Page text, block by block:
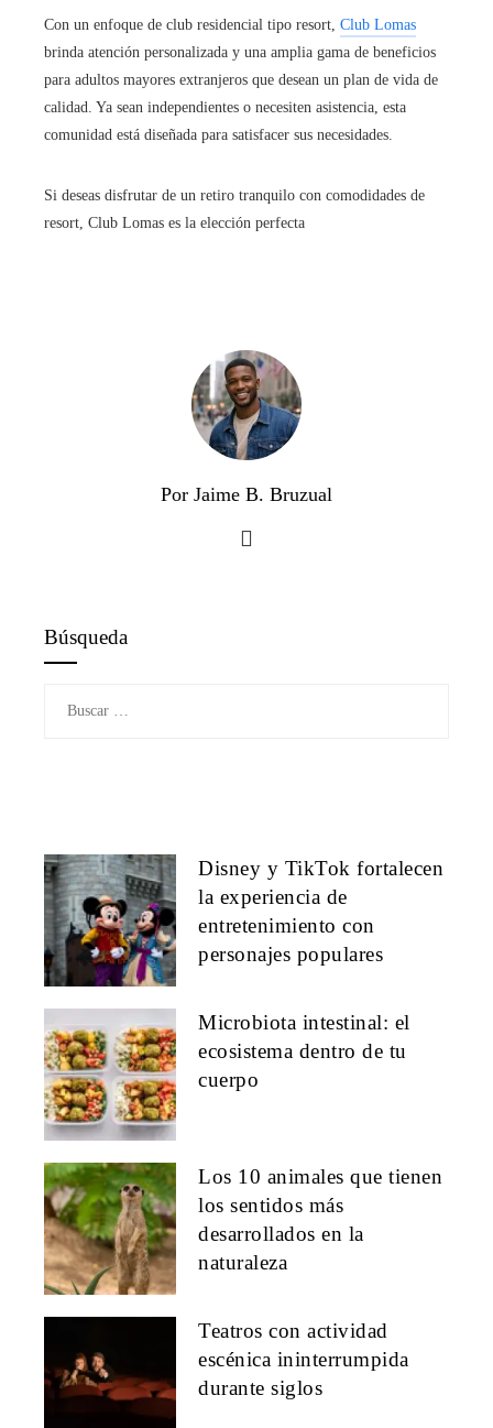
Con un enfoque de club residencial tipo resort, Club Lomas
brinda atención personalizada y una amplia gama de beneficios
para adultos mayores extranjeros que desean un plan de vida de
calidad. Ya sean independientes o necesiten asistencia, esta
comunidad está diseñada para satisfacer sus necesidades.
Si deseas disfrutar de un retiro tranquilo con comodidades de
resort, Club Lomas es la elección perfecta
Por Jaime B. Bruzual
Búsqueda
Disney y TikTok fortalecen
la experiencia de
entretenimiento con
personajes populares
Microbiota intestinal: el
ecosistema dentro de tu
cuerpo
Los 10 animales que tienen
los sentidos más
desarrollados en la
naturaleza
Teatros con actividad
escénica ininterrumpida
durante siglos